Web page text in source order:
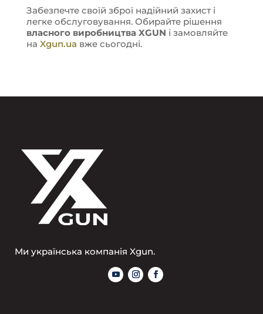
Забезпечте своїй зброї надійний захист і
легке обслуговування. Обирайте рішення
власного виробництва XGUN і замовляйте
на Xgun.ua вже сьогодні.
Ми українська компанія Xgun.